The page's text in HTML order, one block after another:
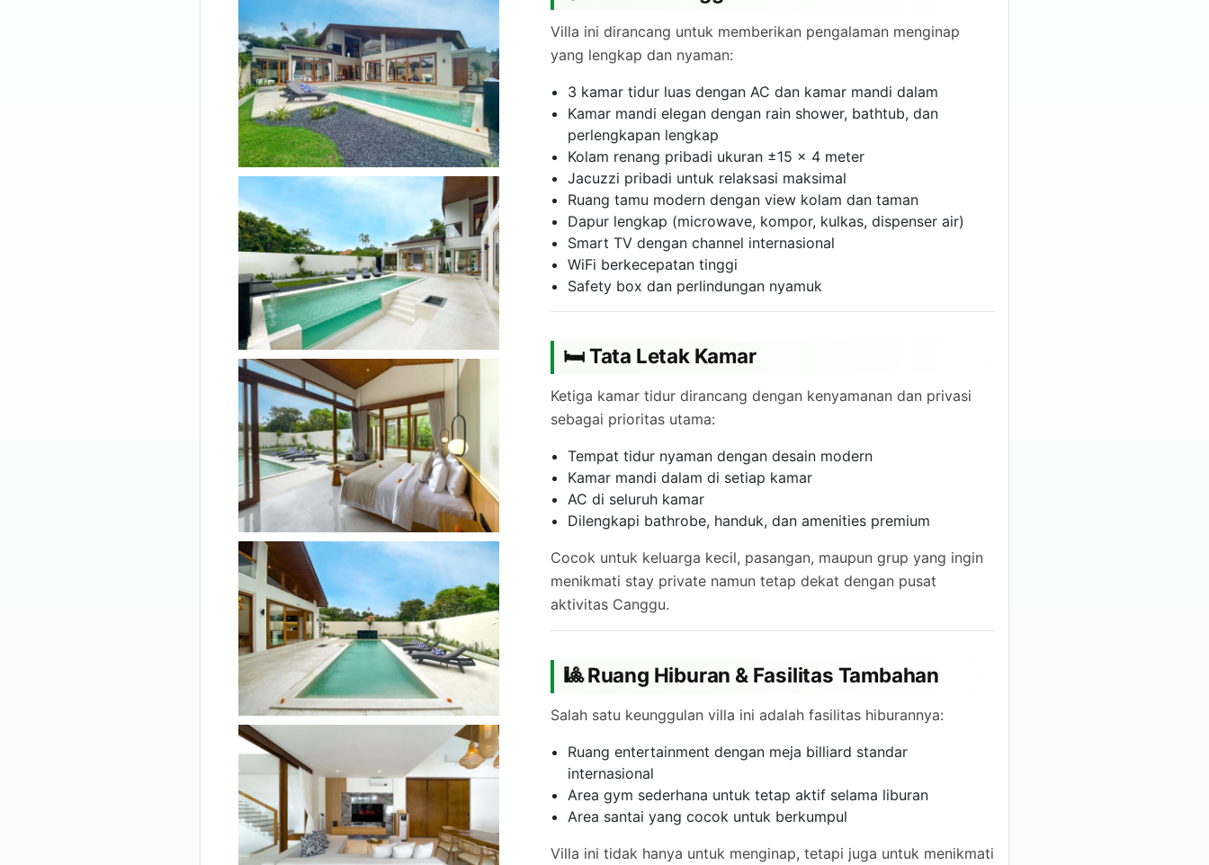
Villa ini dirancang untuk memberikan pengalaman menginap
yang lengkap dan nyaman:
3 kamar tidur luas dengan AC dan kamar mandi dalam
Kamar mandi elegan dengan rain shower, bathtub, dan
perlengkapan lengkap
Kolam renang pribadi ukuran ±15 x 4 meter
Jacuzzi pribadi untuk relaksasi maksimal
Ruang tamu modern dengan view kolam dan taman
Dapur lengkap (microwave, kompor, kulkas, dispenser air)
Smart TV dengan channel internasional
WiFi berkecepatan tinggi
Safety box dan perlindungan nyamuk
🛏 Tata Letak Kamar
Ketiga kamar tidur dirancang dengan kenyamanan dan privasi
sebagai prioritas utama:
Tempat tidur nyaman dengan desain modern
Kamar mandi dalam di setiap kamar
AC di seluruh kamar
Dilengkapi bathrobe, handuk, dan amenities premium
Cocok untuk keluarga kecil, pasangan, maupun grup yang ingin
menikmati stay private namun tetap dekat dengan pusat
aktivitas Canggu.
🎱 Ruang Hiburan & Fasilitas Tambahan
Salah satu keunggulan villa ini adalah fasilitas hiburannya:
Ruang entertainment dengan meja billiard standar
internasional
Area gym sederhana untuk tetap aktif selama liburan
Area santai yang cocok untuk berkumpul
Villa ini tidak hanya untuk menginap, tetapi juga untuk menikmati